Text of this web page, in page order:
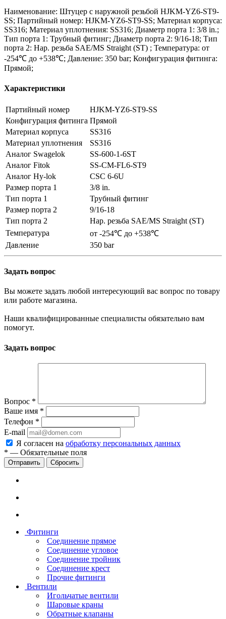
Наименование: Штуцер с наружной резьбой HJKM-YZ6-ST9-
SS; Партийный номер: HJKM-YZ6-ST9-SS; Материал корпуса:
SS316; Материал уплотнения: SS316; Диаметр порта 1: 3/8 in.;
Тип порта 1: Трубный фитинг; Диаметр порта 2: 9/16-18; Тип
порта 2: Нар. резьба SAE/MS Straight (ST) ; Температура: от
-254℃ до +538℃; Давление: 350 bar; Конфигурация фитинга:
Прямой;
Характеристики
Партийный номер
HJKM-YZ6-ST9-SS
Конфигурация фитинга Прямой
Материал корпуса
SS316
Материал уплотнения
SS316
Аналог Swagelok
SS-600-1-6ST
Аналог Fitok
SS-CM-FL6-ST9
Аналог Hy-lok
CSC 6-6U
Размер порта 1
3/8 in.
Тип порта 1
Трубный фитинг
Размер порта 2
9/16-18
Тип порта 2
Нар. резьба SAE/MS Straight (ST)
Температура
от -254℃ до +538℃
Давление
350 bar
Задать вопрос
Вы можете задать любой интересующий вас вопрос по товару
или работе магазина.
Наши квалифицированные специалисты обязательно вам
помогут.
Задать вопрос
Вопрос *
Ваше имя *
Телефон *
E-mail
Я согласен на обработку персональных данных
* — Обязательные поля
Сбросить
Фитинги
Соединение прямое
Соединение угловое
Соединение тройник
Соединение крест
Прочие фитинги
Вентили
Игольчатые вентили
Шаровые краны
Обратные клапаны